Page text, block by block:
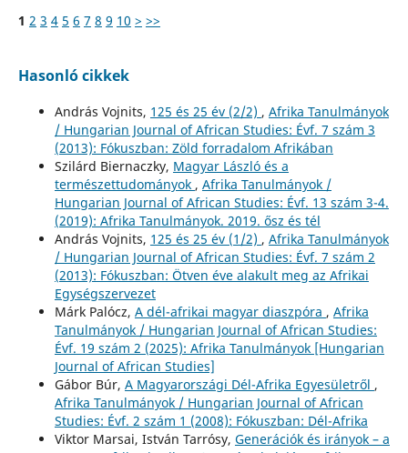
1 2 3 4 5 6 7 8 9 10 > >>
Hasonló cikkek
András Vojnits, 125 és 25 év (2/2) , Afrika Tanulmányok
/ Hungarian Journal of African Studies: Évf. 7 szám 3
(2013): Fókuszban: Zöld forradalom Afrikában
Szilárd Biernaczky, Magyar László és a
természettudományok , Afrika Tanulmányok /
Hungarian Journal of African Studies: Évf. 13 szám 3-4.
(2019): Afrika Tanulmányok. 2019. ősz és tél
András Vojnits, 125 és 25 év (1/2) , Afrika Tanulmányok
/ Hungarian Journal of African Studies: Évf. 7 szám 2
(2013): Fókuszban: Ötven éve alakult meg az Afrikai
Egységszervezet
Márk Palócz, A dél-afrikai magyar diaszpóra , Afrika
Tanulmányok / Hungarian Journal of African Studies:
Évf. 19 szám 2 (2025): Afrika Tanulmányok [Hungarian
Journal of African Studies]
Gábor Búr, A Magyarországi Dél-Afrika Egyesületről ,
Afrika Tanulmányok / Hungarian Journal of African
Studies: Évf. 2 szám 1 (2008): Fókuszban: Dél-Afrika
Viktor Marsai, István Tarrósy, Generációk és irányok – a